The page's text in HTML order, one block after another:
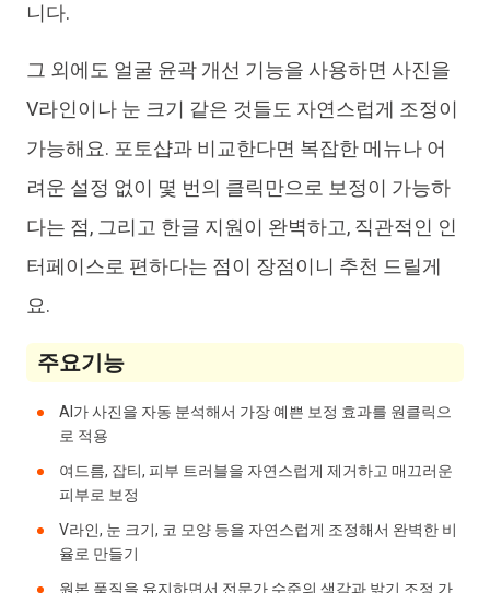
니다.
그 외에도 얼굴 윤곽 개선 기능을 사용하면 사진을
V라인이나 눈 크기 같은 것들도 자연스럽게 조정이
가능해요. 포토샵과 비교한다면 복잡한 메뉴나 어
려운 설정 없이 몇 번의 클릭만으로 보정이 가능하
다는 점, 그리고 한글 지원이 완벽하고, 직관적인 인
터페이스로 편하다는 점이 장점이니 추천 드릴게
요.
주요기능
AI가 사진을 자동 분석해서 가장 예쁜 보정 효과를 원클릭으
로 적용
여드름, 잡티, 피부 트러블을 자연스럽게 제거하고 매끄러운
피부로 보정
V라인, 눈 크기, 코 모양 등을 자연스럽게 조정해서 완벽한 비
율로 만들기
원본 품질을 유지하면서 전문가 수준의 색감과 밝기 조정 가